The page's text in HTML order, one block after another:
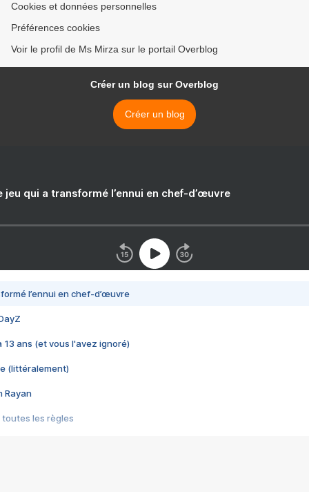
Cookies et données personnelles
Préférences cookies
Voir le profil de Ms Mirza sur le portail Overblog
Créer un blog sur Overblog
Créer un blog
jeu qui a transformé l’ennui en chef-d’œuvre
l’ennui en chef-d’œuvre
13 ans (et vous l'avez ignoré)
(littéralement)
Rayan
toutes les règles